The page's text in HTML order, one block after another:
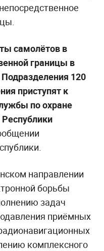
самолётов в
границы в
120
приступят к
по охране
направлении
борьбы
задач
приёмных
комплексного